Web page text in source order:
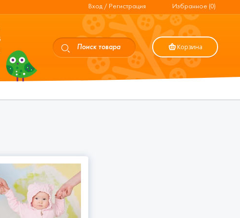
Вход / Регистрация Избранное (0)
Корзина